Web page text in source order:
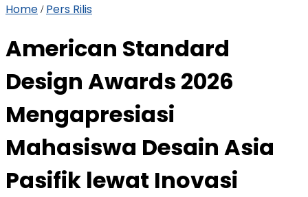
Home / Pers Rilis
American Standard
Design Awards 2026
Mengapresiasi
Mahasiswa Desain Asia
Pasifik lewat Inovasi